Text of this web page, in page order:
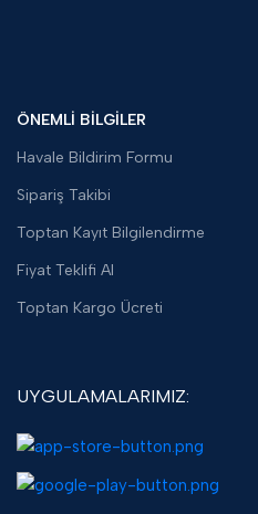
ÖNEMLİ BİLGİLER
Havale Bildirim Formu
Sipariş Takibi
Toptan Kayıt Bilgilendirme
Fiyat Teklifi Al
Toptan Kargo Ücreti
UYGULAMALARIMIZ: